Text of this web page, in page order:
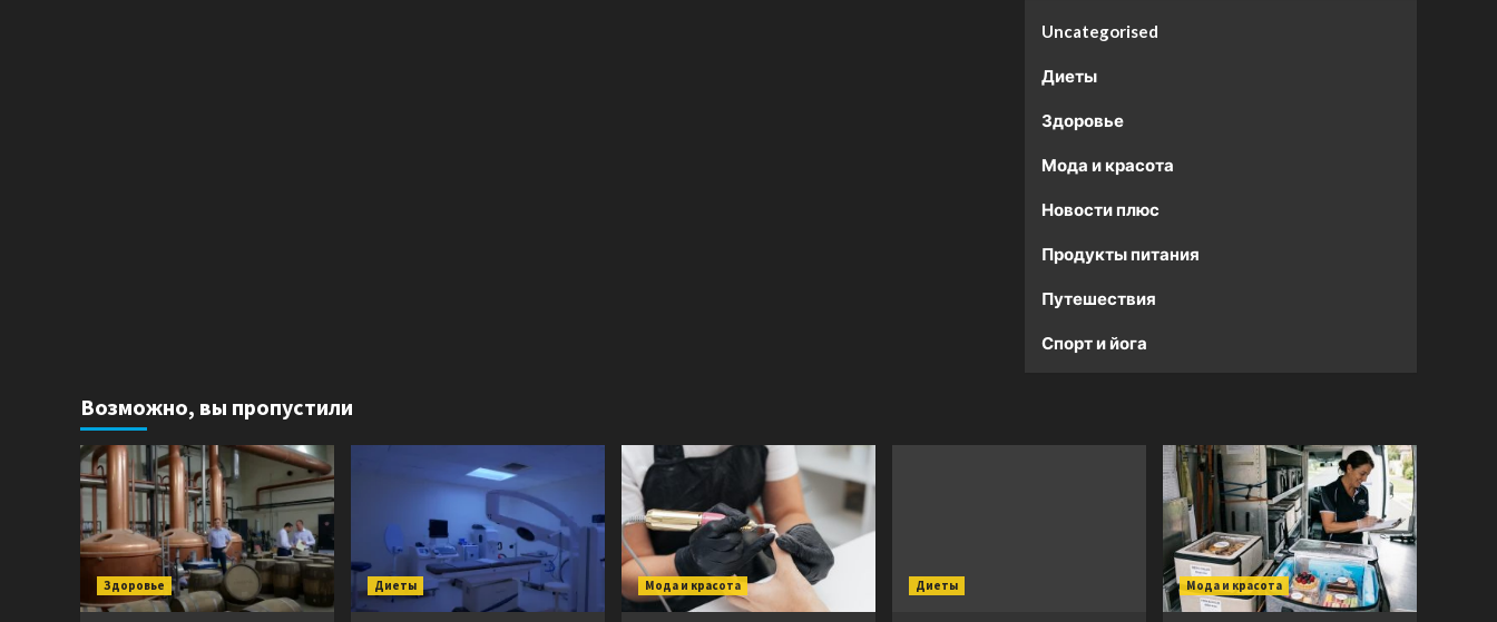
Uncategorised
Диеты
Здоровье
Мода и красота
Новости плюс
Продукты питания
Путешествия
Спорт и йога
Возможно, вы пропустили
Здоровье Диеты Мода и красота Диеты Мода и красота